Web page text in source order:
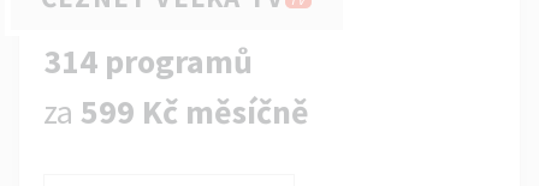
314 programů
za 599 Kč měsíčně